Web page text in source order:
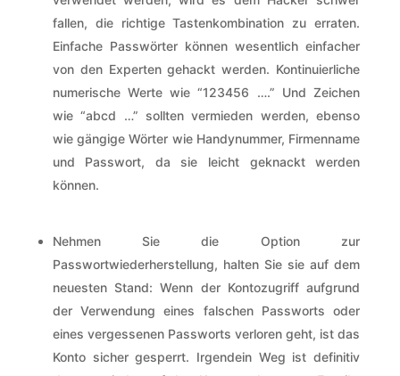
fallen, die richtige Tastenkombination zu erraten.
Einfache Passwörter können wesentlich einfacher
von den Experten gehackt werden. Kontinuierliche
numerische Werte wie “123456 ….” Und Zeichen
wie “abcd …” sollten vermieden werden, ebenso
wie gängige Wörter wie Handynummer, Firmenname
und Passwort, da sie leicht geknackt werden
können.
Nehmen Sie die Option zur
Passwortwiederherstellung, halten Sie sie auf dem
neuesten Stand: Wenn der Kontozugriff aufgrund
der Verwendung eines falschen Passworts oder
eines vergessenen Passworts verloren geht, ist das
Konto sicher gesperrt. Irgendein Weg ist definitiv